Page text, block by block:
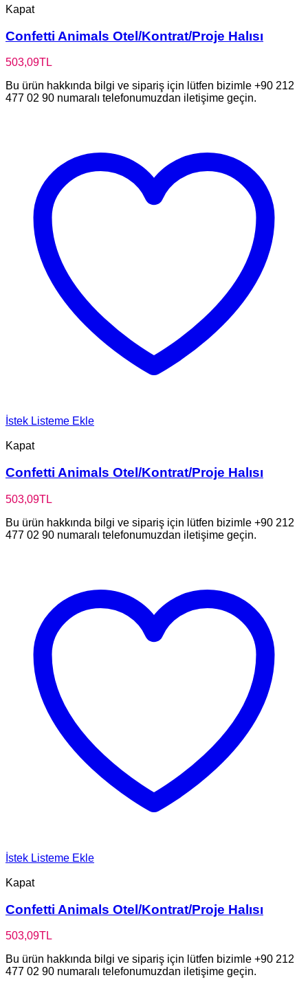
Kapat
Confetti Animals Otel/Kontrat/Proje Halısı
503,09TL
Bu ürün hakkında bilgi ve sipariş için lütfen bizimle +90 212
477 02 90 numaralı telefonumuzdan iletişime geçin.
İstek Listeme Ekle
Kapat
Confetti Animals Otel/Kontrat/Proje Halısı
503,09TL
Bu ürün hakkında bilgi ve sipariş için lütfen bizimle +90 212
477 02 90 numaralı telefonumuzdan iletişime geçin.
İstek Listeme Ekle
Kapat
Confetti Animals Otel/Kontrat/Proje Halısı
503,09TL
Bu ürün hakkında bilgi ve sipariş için lütfen bizimle +90 212
477 02 90 numaralı telefonumuzdan iletişime geçin.